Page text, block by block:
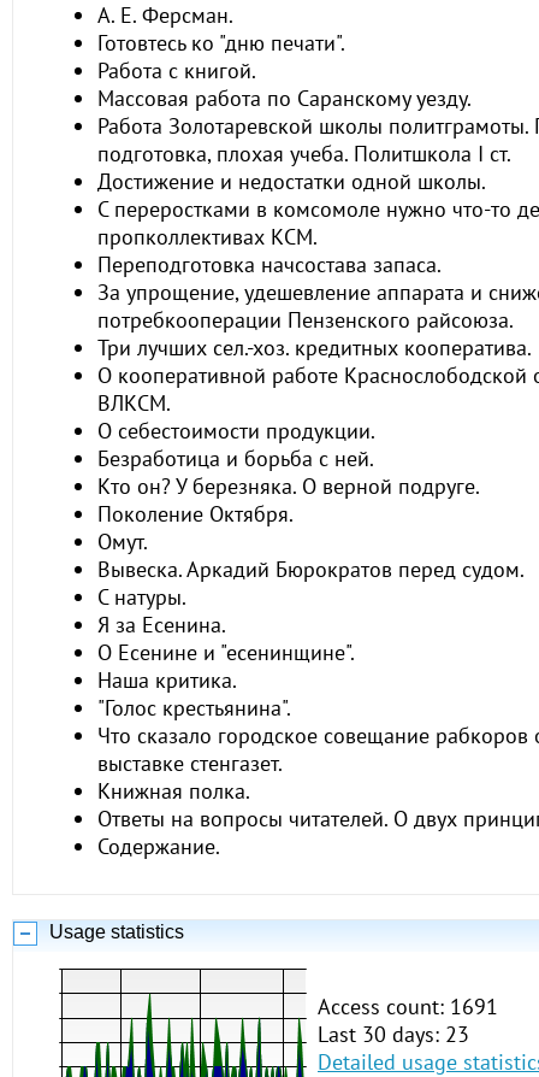
А. Е. Ферсман.
Готовтесь ко "дню печати".
Работа с книгой.
Массовая работа по Саранскому уезду.
Работа Золотаревской школы политграмоты.
подготовка, плохая учеба. Политшкола I ст.
Достижение и недостатки одной школы.
С переростками в комсомоле нужно что-то
пропколлективах КСМ.
Переподготовка начсостава запаса.
За упрощение, удешевление аппарата и
потребкооперации Пензенского райсоюза.
Три лучших сел.-хоз. кредитных кооператива.
О кооперативной работе Краснослободской
ВЛКСМ.
О себестоимости продукции.
Безработица и борьба с ней.
Кто он? У березняка. О верной подруге.
Поколение Октября.
Омут.
Вывеска. Аркадий Бюрократов перед судом.
С натуры.
Я за Есенина.
О Есенине и "есенинщине".
Наша критика.
"Голос крестьянина".
Что сказало городское совещание рабкоров
выставке стенгазет.
Книжная полка.
Ответы на вопросы читателей. О двух
Содержание.
Usage statistics
Access count: 1691
Last 30 days: 23
Detailed usage